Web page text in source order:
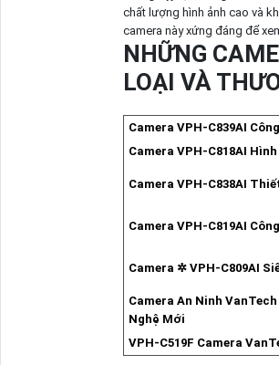
chất lượng hình ảnh cao và
camera này xứng đáng để
NHỮNG
LOẠI VÀ
Camera VPH-C839AI
Camera VPH-C818AI
Camera VPH-C838AI
Camera VPH-C819AI
Camera ✲ VPH-C809AI
Camera An Ninh VanTech
Nghệ Mới
VPH-C519F Camera